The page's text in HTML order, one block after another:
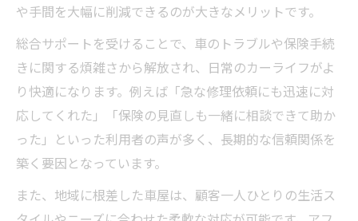
や手間を大幅に削減できるのが大きなメリットです。
総合サポートを受けることで、車のトラブルや保険手続
きに関する煩雑さから解放され、日常のカーライフがよ
り快適になります。例えば「急な修理依頼にも迅速に対
応してくれた」「保険の見直しも一緒に相談できて助か
った」といった利用者の声が多く、長期的な信頼関係を
築く要因となっています。
また、地域に根差した車屋は、顧客一人ひとりの生活ス